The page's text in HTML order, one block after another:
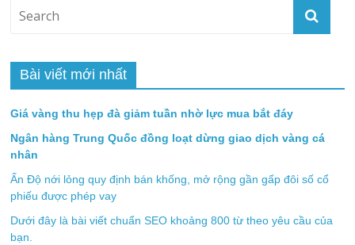
Bài viết mới nhất
Giá vàng thu hẹp đà giảm tuần nhờ lực mua bắt đáy
Ngân hàng Trung Quốc đồng loạt dừng giao dịch vàng cá
nhân
Ấn Độ nới lỏng quy định bán khống, mở rộng gần gấp đôi số cổ
phiếu được phép vay
Dưới đây là bài viết chuẩn SEO khoảng 800 từ theo yêu cầu của
bạn.